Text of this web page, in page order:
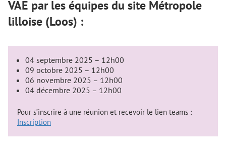
VAE par les équipes du site Métropole
lilloise (Loos) :
04 septembre 2025 – 12h00
09 octobre 2025 – 12h00
06 novembre 2025 – 12h00
04 décembre 2025 – 12h00
Pour s’inscrire à une réunion et recevoir le lien teams :
Inscription